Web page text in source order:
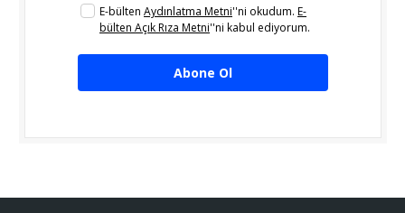
E-bülten Aydınlatma Metni''ni okudum. E-
bülten Açık Rıza Metni''ni kabul ediyorum.
Abone Ol